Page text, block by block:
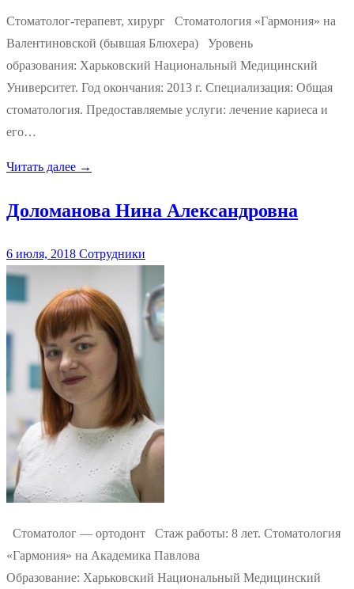
Стоматолог-терапевт, хирург Стоматология «Гармония» на
Валентиновской (бывшая Блюхера) Уровень
образования: Харьковский Национальный Медицинский
Университет. Год окончания: 2013 г. Специализация: Общая
стоматология. Предоставляемые услуги: лечение кариеса и
его…
Читать далее →
Доломанова Нина Александровна
6 июля, 2018 Сотрудники
Стоматолог — ортодонт Стаж работы: 8 лет. Стоматология
«Гармония» на Академика Павлова
Образование: Харьковский Национальный Медицинский